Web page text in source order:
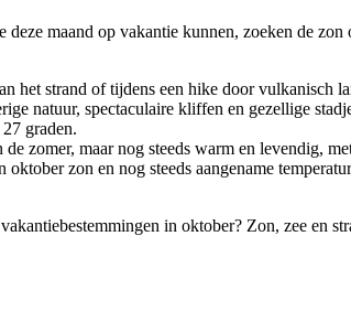
maand op vakantie kunnen, zoeken de
het strand of tijdens een hike door vulkanisch
natuur, spectaculaire kliffen en gezellige
graden.
zomer, maar nog steeds warm en levendig,
oktober zon en nog steeds aangename
in oktober? Zon, zee en